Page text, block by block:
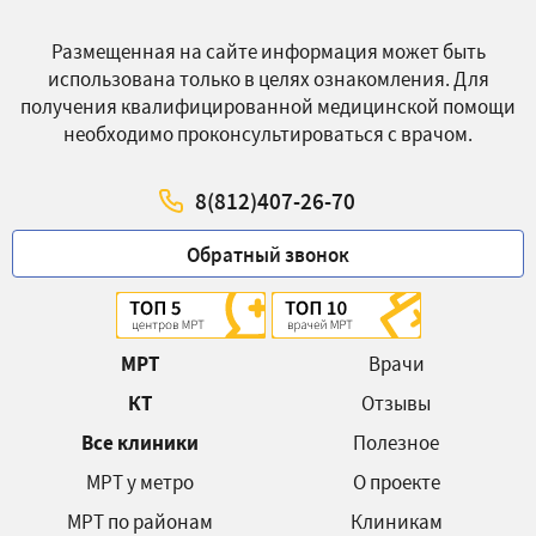
Размещенная на сайте информация может быть
использована только в целях ознакомления. Для
получения квалифицированной медицинской помощи
необходимо проконсультироваться с врачом.
8(812)407-26-70
Обратный звонок
МРТ
КТ
Все клиники
МРТ у метро
МРТ по районам
Врачи
Отзывы
Полезное
О проекте
Клиникам